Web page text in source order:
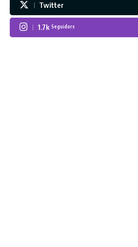
Twitter
1.7k Seguidors